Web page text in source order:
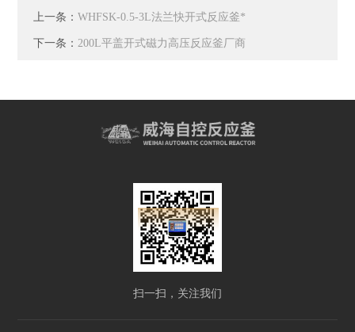
上一条：WHFSK-0.5-3L法兰快开式反应釜*
下一条： 200L平盖开式磁力高压反应釜厂商
扫一扫，关注我们